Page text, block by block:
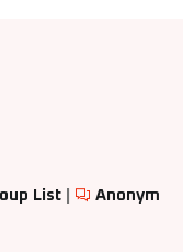
List
Anonym